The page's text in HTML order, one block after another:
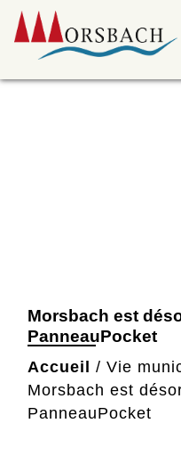
Morsbach est
PanneauPocket
Accueil / Vie
Morsbach est
PanneauPocket